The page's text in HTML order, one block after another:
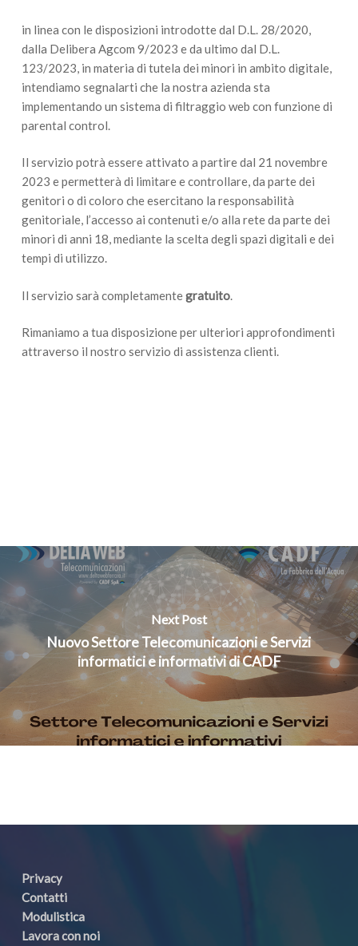
in linea con le disposizioni introdotte dal D.L. 28/2020,
dalla Delibera Agcom 9/2023 e da ultimo dal D.L.
123/2023, in materia di tutela dei minori in ambito digitale,
intendiamo segnalarti che la nostra azienda sta
implementando un sistema di filtraggio web con funzione di
parental control.
Il servizio potrà essere attivato a partire dal 21 novembre
2023 e permetterà di limitare e controllare, da parte dei
genitori o di coloro che esercitano la responsabilità
genitoriale, l’accesso ai contenuti e/o alla rete da parte dei
minori di anni 18, mediante la scelta degli spazi digitali e dei
tempi di utilizzo.
Il servizio sarà completamentegratuito.
Rimaniamo a tua disposizione per ulteriori approfondimenti
attraverso il nostro servizio di assistenza clienti.
Next Post
Nuovo Settore Telecomunicazioni e Servizi
informatici e informativi di CADF
Privacy
Contatti
Modulistica
Lavora con noi